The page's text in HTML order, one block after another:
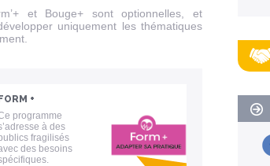
et Bouge+ sont optionnelles, et
uniquement les thématiques
FORM +
programme
à des
fragilisés
des besoins